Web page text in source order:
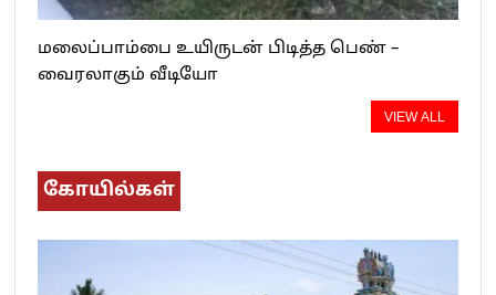
மலைப்பாம்பை உயிருடன் பிடித்த பெண் –
வைரலாகும் வீடியோ
VIEW ALL
கோயில்கள்